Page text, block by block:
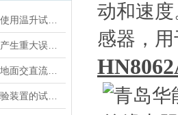
动和速
感器，